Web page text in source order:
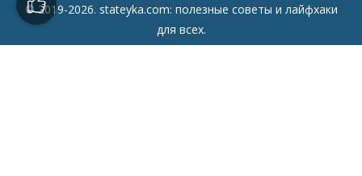
© 2019-2026. stateyka.com: полезные советы и лайфхаки
для всех.